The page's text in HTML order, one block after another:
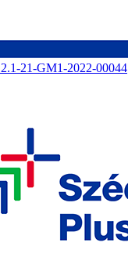
21-GM1-2022-00044